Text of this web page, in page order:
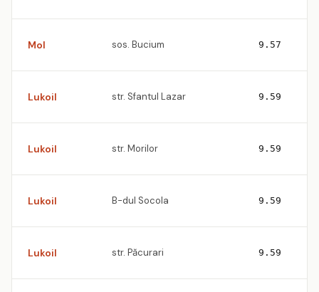
Mol sos. Bucium 9.57
Lukoil str. Sfantul Lazar 9.59
Lukoil str. Morilor 9.59
Lukoil B-dul Socola 9.59
Lukoil str. Păcurari 9.59